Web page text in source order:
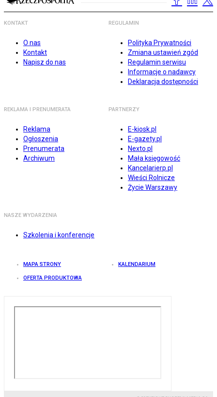
KONTAKT
O nas
Kontakt
Napisz do nas
REGULAMIN
Polityka Prywatności
Zmiana ustawień zgód
Regulamin serwisu
Informacje o nadawcy
Deklaracja dostępności
REKLAMA I PRENUMERATA
Reklama
Ogłoszenia
Prenumerata
Archiwum
PARTNERZY
E-kiosk.pl
E-gazety.pl
Nexto.pl
Mała księgowość
Kancelarierp.pl
Wieści Rolnicze
Życie Warszawy
NASZE WYDARZENIA
Szkolenia i konferencje
MAPA STRONY KALENDARIUM
OFERTA PRODUKTOWA